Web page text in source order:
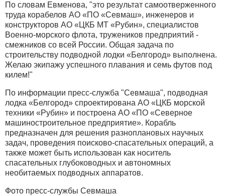
По словам Евменова, "это результат самоотверженного
труда корабелов АО «ПО «Севмаш», инженеров и
конструкторов АО «ЦКБ МТ «Рубин», специалистов
Военно-морского флота, тружеников предприятий -
смежников со всей России. Общая задача по
строительству подводной лодки «Белгород» выполнена.
Желаю экипажу успешного плавания и семь футов под
килем!"
По информации пресс-служба "Севмаша", подводная
лодка «Белгород» спроектирована АО «ЦКБ морской
техники «Рубин» и построена АО «ПО «Северное
машиностроительное предприятие». Корабль
предназначен для решения разноплановых научных
задач, проведения поисково-спасательных операций, а
также может быть использован как носитель
спасательных глубоководных и автономных
необитаемых подводных аппаратов.
Фото пресс-службы Севмаша